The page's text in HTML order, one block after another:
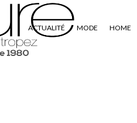
ACTUALITÉ MODE HOME